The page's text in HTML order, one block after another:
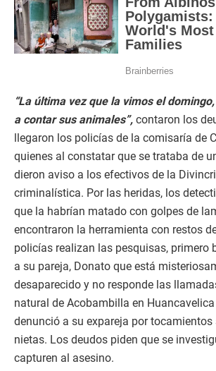
“La última vez que la vimos el
a contar sus animales”, contaron los
llegaron los policías de la comisaría de
quienes al constatar que se trataba de
dieron aviso a los efectivos de la
criminalística. Por las heridas, los
que la habrían matado con golpes de
encontraron la herramienta con restos
policías realizan las pesquisas, primero
a su pareja, Donato que está
desaparecido y no responde las
natural de Acobambilla en
denunció a su expareja por tocamientos
nietas. Los deudos piden que se
capturen al asesino.